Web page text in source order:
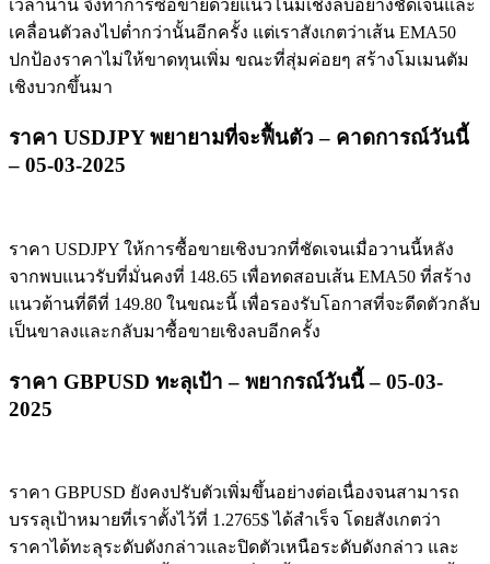
เวลานาน จึงทำการซื้อขายด้วยแนวโน้มเชิงลบอย่างชัดเจนและ
เคลื่อนตัวลงไปต่ำกว่านั้นอีกครั้ง แต่เราสังเกตว่าเส้น EMA50
ปกป้องราคาไม่ให้ขาดทุนเพิ่ม ขณะที่สุ่มค่อยๆ สร้างโมเมนตัม
เชิงบวกขึ้นมา
ราคา USDJPY พยายามที่จะฟื้นตัว – คาดการณ์วันนี้
– 05-03-2025
ราคา USDJPY ให้การซื้อขายเชิงบวกที่ชัดเจนเมื่อวานนี้หลัง
จากพบแนวรับที่มั่นคงที่ 148.65 เพื่อทดสอบเส้น EMA50 ที่สร้าง
แนวต้านที่ดีที่ 149.80 ในขณะนี้ เพื่อรองรับโอกาสที่จะดีดตัวกลับ
เป็นขาลงและกลับมาซื้อขายเชิงลบอีกครั้ง
ราคา GBPUSD ทะลุเป้า – พยากรณ์วันนี้ – 05-03-
2025
ราคา GBPUSD ยังคงปรับตัวเพิ่มขึ้นอย่างต่อเนื่องจนสามารถ
บรรลุเป้าหมายที่เราตั้งไว้ที่ 1.2765$ ได้สำเร็จ โดยสังเกตว่า
ราคาได้ทะลุระดับดังกล่าวและปิดตัวเหนือระดับดังกล่าว และ